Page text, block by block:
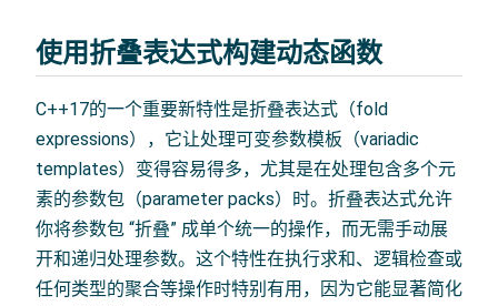
使用折叠表达式构建动态函数
C++17的一个重要新特性是折叠表达式（fold
expressions），它让处理可变参数模板（variadic
templates）变得容易得多，尤其是在处理包含多个元
素的参数包（parameter packs）时。折叠表达式允许
你将参数包 “折叠” 成单个统一的操作，而无需手动展
开和递归处理参数。这个特性在执行求和、逻辑检查或
任何类型的聚合等操作时特别有用，因为它能显著简化